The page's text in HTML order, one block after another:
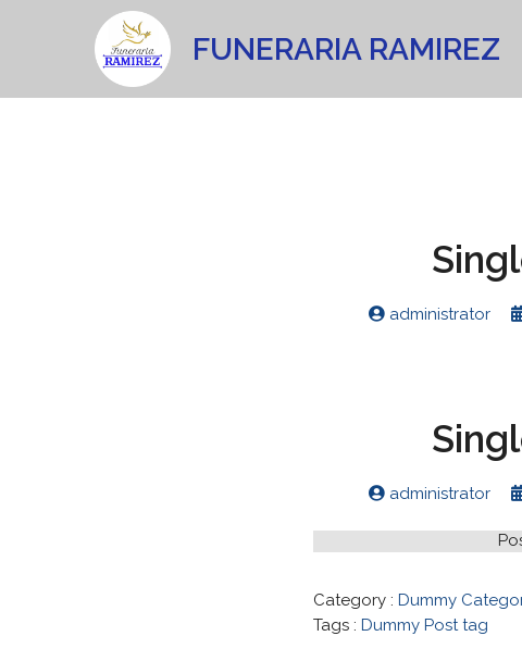
FUNERARIA RAMIREZ
administrator
administrator
Category : Dummy
Tags : Dummy Post tag